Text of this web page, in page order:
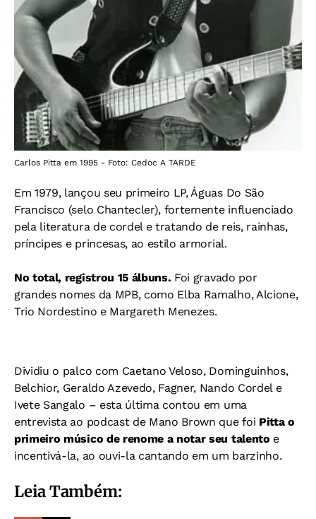
Carlos Pitta em 1995 - Foto: Cedoc A TARDE
Em 1979, lançou seu primeiro LP, Águas Do São
Francisco (selo Chantecler), fortemente influenciado
pela literatura de cordel e tratando de reis, rainhas,
príncipes e princesas, ao estilo armorial.
No total, registrou 15 álbuns. Foi gravado por
grandes nomes da MPB, como Elba Ramalho, Alcione,
Trio Nordestino e Margareth Menezes.
Dividiu o palco com Caetano Veloso, Dominguinhos,
Belchior, Geraldo Azevedo, Fagner, Nando Cordel e
Ivete Sangalo – esta última contou em uma
entrevista ao podcast de Mano Brown que foi Pitta o
primeiro músico de renome a notar seu talento e
incentivá-la, ao ouvi-la cantando em um barzinho.
Leia Também: